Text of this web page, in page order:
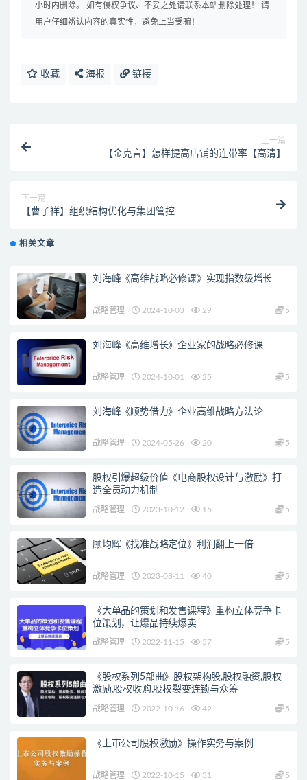
小时内删除。 如有侵权争议、不妥之处请联系本站删除处理！ 请
用户仔细辨认内容的真实性，避免上当受骗！
收藏 海报 链接
上一篇
【金克言】怎样提高店铺的连带率【高清】
下一篇
【曹子祥】组织结构优化与集团管控
相关文章
刘海峰《高维战略必修课》实现指数级增长
战略管理 2024-10-03 29 5
刘海峰《高维增长》企业家的战略必修课
战略管理 2024-10-01 25 5
刘海峰《顺势借力》企业高维战略方法论
战略管理 2024-05-26 20 5
股权引爆超级价值《电商股权设计与激励》打
造全员动力机制
战略管理 2023-10-12 15 5
顾均辉《找准战略定位》利润翻上一倍
战略管理 2023-08-11 40 5
《大单品的策划和发售课程》重构立体竞争卡
位策划，让爆品持续爆卖
战略管理 2022-11-15 57 5
《股权系列5部曲》股权架构股,股权融资,股权
激励,股权收购,股权裂变连锁与众筹
战略管理 2022-10-16 42 5
《上市公司股权激励》操作实务与案例
战略管理 2022-10-15 31 5